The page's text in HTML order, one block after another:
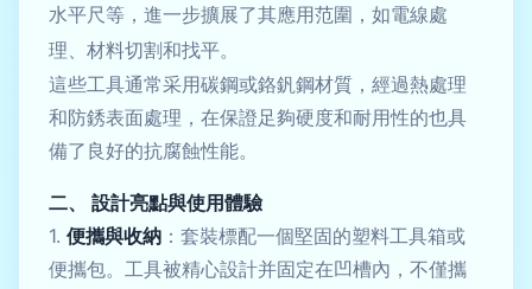
水平尺等，進一步擴展了其應用范圍，如電線處
理、材料切割和找平。
這些工具通常采用碳鋼或鉻釩鋼材質，經過熱處理
和防銹表面處理，在保證足夠硬度和耐用性的也具
備了良好的抗腐蝕性能。
二、 設計亮點與使用體驗
1. 便攜與收納 ：套裝標配一個堅固的塑料工具箱或
便攜包。工具被精心設計并固定在凹槽內，不僅攜